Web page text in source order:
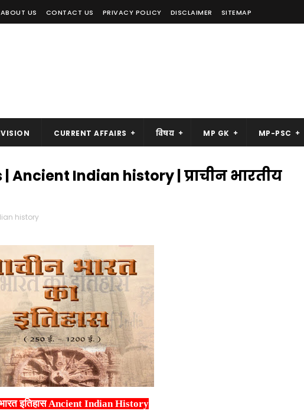
ABOUT US CONTACT US PRIVACY POLICY DISCLAIMER SITEMAP
CURRENT AFFAIRS विषय MP GK MP-PSC
Indian history | प्राचीन भारतीय
history
भारत इतिहास Ancient Indian History